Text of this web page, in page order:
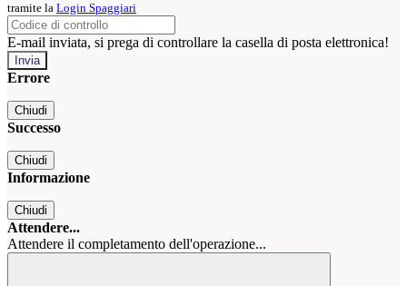
tramite la Login Spaggiari
E-mail inviata, si prega di controllare la casella di posta elettronica!
Errore
Chiudi
Successo
Chiudi
Informazione
Chiudi
Attendere...
Attendere il completamento dell'operazione...